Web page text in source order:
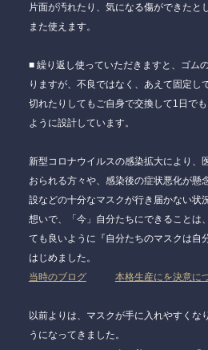
片面が汚れたり、気になる傷ができたと
また使えます。
■ 繰り返し使っていただきますと、ゴム
りますが、不良ではなく、あえて固定し
切れたりしてもご自身で交換して1日で
ように設計しています。
新型コロナウイルスの感染拡大により、
おられる方々や、感染後の症状悪化が懸
設などの十分なマスクが行き届かない状
想いで、
「今」 自分たちにできることは、
ても良いように『自分たちのマスクは自
はじめました。
当時のブログ
本格生産にを決意に
以前よりは、マスクが手に入れやすくな
うになってきました。